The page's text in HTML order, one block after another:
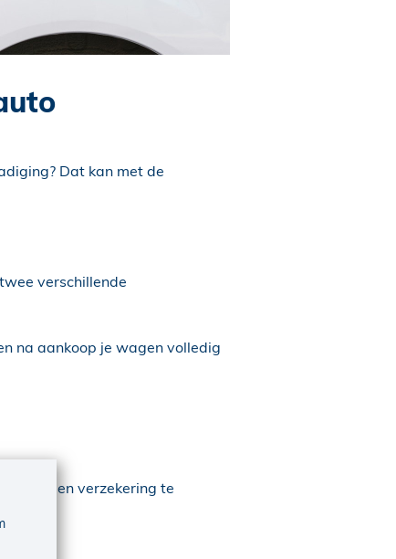
Dat kan met de
verschillende
na aankoop je wagen volledig
van een verzekering te